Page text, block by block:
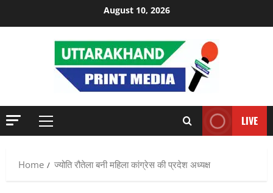
August 10, 2026
Primary
LIVE
Home ज्योति रौतेला बनी महिला कांग्रेस की प्रदेश अध्यक्ष